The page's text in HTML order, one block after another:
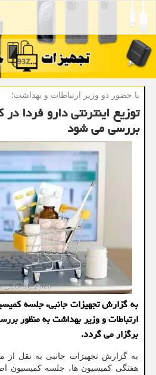
با حضور دو وزیر ارتباطات و بهداشت؛
بررسی می شود
ارتباطات و وزیر بهداشت به منظور
برگزار می گردد.
به گزارش تجهیزات جانبی به نقل از
هفتگی کمیسیون ها، جلسه کمیسیون